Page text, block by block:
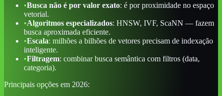
•Busca não é por valor exato: é por proximidade no espaço
vetorial.
•Algoritmos especializados: HNSW, IVF, ScaNN — fazem
busca aproximada eficiente.
•Escala: milhões a bilhões de vetores precisam de indexação
inteligente.
•Filtragem: combinar busca semântica com filtros (data,
categoria).
Principais opções em 2026: